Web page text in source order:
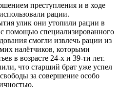
преступления и в ходе
рации.
улик они утопили рации в
помощью специализированного
смогли извлечь рации из
налётчиков, которыми
в возрасте 24-х и 39-ти лет.
что старший брат уже успел
за совершение особо